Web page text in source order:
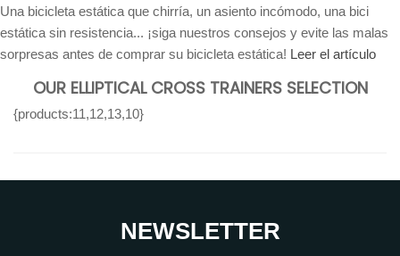
Una bicicleta estática que chirría, un asiento incómodo, una bici
estática sin resistencia... ¡siga nuestros consejos y evite las malas
sorpresas antes de comprar su bicicleta estática! Leer el artículo
OUR ELLIPTICAL CROSS TRAINERS SELECTION
{products:11,12,13,10}
NEWSLETTER